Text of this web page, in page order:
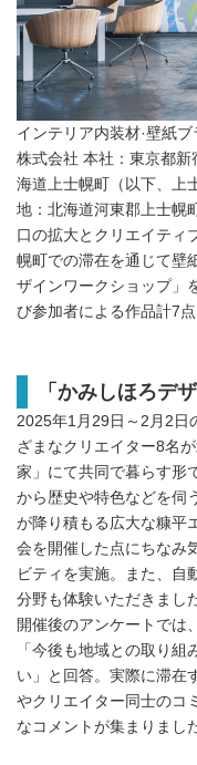
インテリア内装材·壁紙
株式会社 本社：東京都
海道上士幌町（以下、上
地：北海道河東郡上士幌
口の拡大とクリエイティ
幌町での滞在を通じて壁
ザインワークショップ」
び参加者による作品計7
「かみしほろデ
2025年1月29日～2月2日
ざまなクリエイター8名
家」にて共同で暮らす形
から歴史や特色などを伺
が降り積もる広大な糠平
会を開催した点にちなみ
ビティを実施。また、自
分野も体験いただきまし
開催後のアンケートでは
「今後も地域との取り
い」と回答。実際に滞在
やクリエイター同士のコ
なコメントが集まりまし